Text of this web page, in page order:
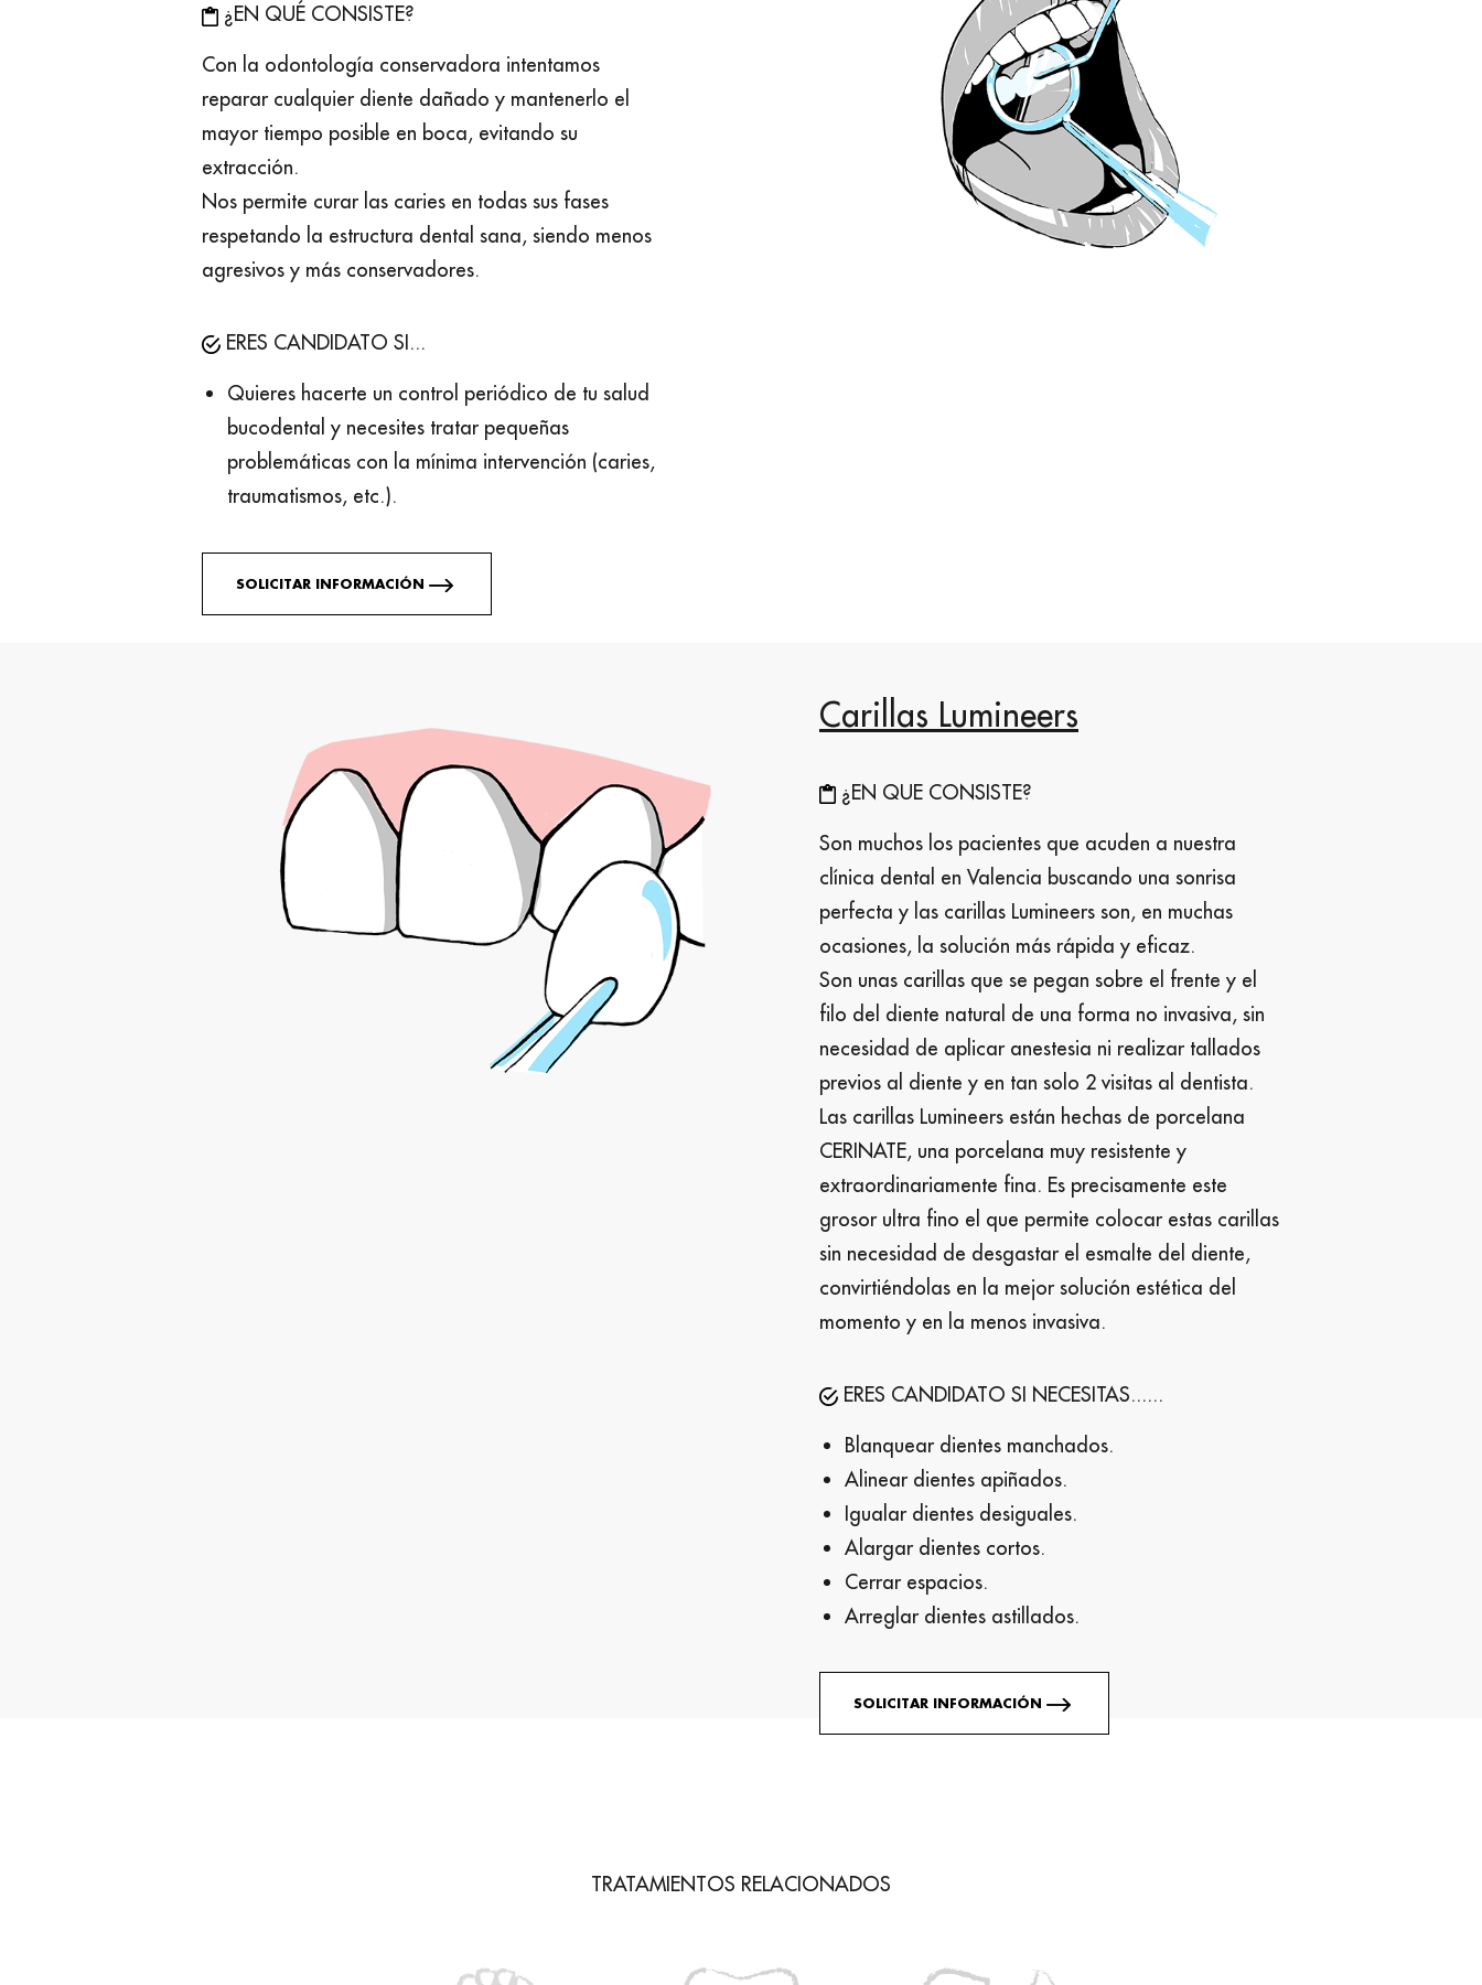
¿EN QUÉ CONSISTE?
Con la odontología conservadora intentamos
reparar cualquier diente dañado y mantenerlo el
mayor tiempo posible en boca, evitando su
extracción.
Nos permite curar las caries en todas sus fases
respetando la estructura dental sana, siendo menos
agresivos y más conservadores.
ERES CANDIDATO SI...
Quieres hacerte un control periódico de tu salud
bucodental y necesites tratar pequeñas
problemáticas con la mínima intervención (caries,
traumatismos, etc.).
SOLICITAR INFORMACIÓN
Carillas Lumineers
¿EN QUE CONSISTE?
Son muchos los pacientes que acuden a nuestra
clínica dental en Valencia buscando una sonrisa
perfecta y las carillas Lumineers son, en muchas
ocasiones, la solución más rápida y eficaz.
Son unas carillas que se pegan sobre el frente y el
filo del diente natural de una forma no invasiva, sin
necesidad de aplicar anestesia ni realizar tallados
previos al diente y en tan solo 2 visitas al dentista.
Las carillas Lumineers están hechas de porcelana
CERINATE, una porcelana muy resistente y
extraordinariamente fina. Es precisamente este
grosor ultra fino el que permite colocar estas carillas
sin necesidad de desgastar el esmalte del diente,
convirtiéndolas en la mejor solución estética del
momento y en la menos invasiva.
ERES CANDIDATO SI NECESITAS......
Blanquear dientes manchados.
Alinear dientes apiñados.
Igualar dientes desiguales.
Alargar dientes cortos.
Cerrar espacios.
Arreglar dientes astillados.
SOLICITAR INFORMACIÓN
TRATAMIENTOS RELACIONADOS